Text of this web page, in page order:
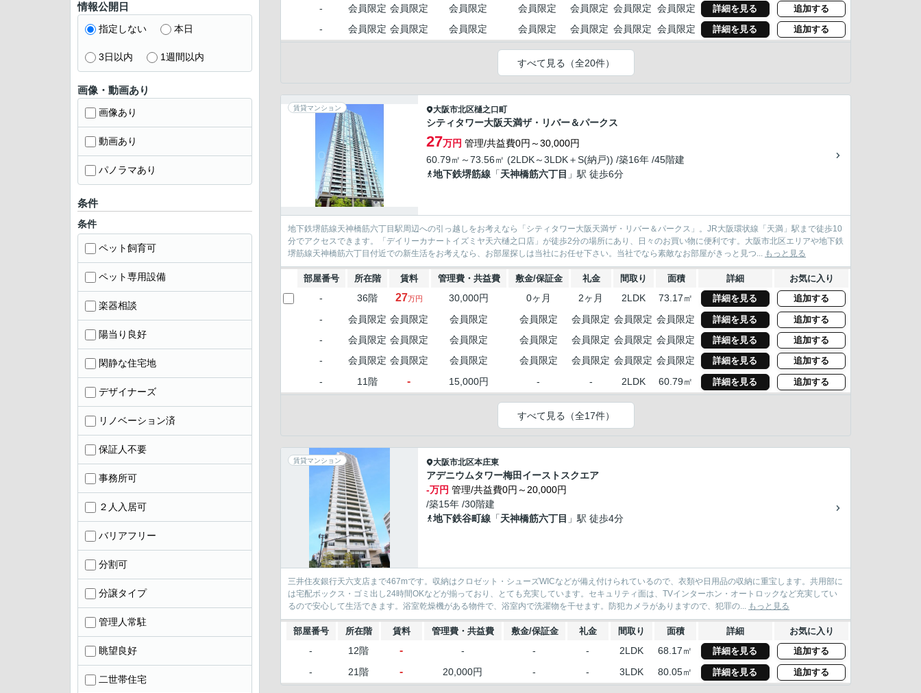
- 会員限定 会員限定 会員限定 会員限定 会員限定 会員限定 会員限定 詳細を見る 追加する
- 会員限定 会員限定 会員限定 会員限定 会員限定 会員限定 会員限定 詳細を見る 追加する
すべて見る（全20件）
賃貸マンション 大阪市北区樋之口町
シティタワー大阪天満ザ・リバー＆パークス
27万円 管理/共益費0円～30,000円
60.79㎡～73.56㎡ (2LDK～3LDK＋S(納戸)) /築16年 /45階建
地下鉄堺筋線 「天神橋筋六丁目 」駅 徒歩6分
地下鉄堺筋線天神橋筋六丁目駅周辺への引っ越しをお考えなら「シティタワー大阪天満ザ・リバー＆パークス」。JR大阪環状線「天満」駅まで徒歩10
分でアクセスできます。「デイリーカナートイズミヤ天六樋之口店」が徒歩2分の場所にあり、日々のお買い物に便利です。大阪市北区エリアや地下鉄
堺筋線天神橋筋六丁目付近での新生活をお考えなら、お部屋探しは当社にお任せ下さい。当社でなら素敵なお部屋がきっと見つ... もっと見る
部屋番号 所在階 賃料 管理費・共益費 敷金/保証金 礼金 間取り 面積 詳細 お気に入り
- 36階 27万円 30,000円 0ヶ月 2ヶ月 2LDK 73.17㎡ 詳細を見る 追加する
- 会員限定 会員限定 会員限定 会員限定 会員限定 会員限定 会員限定 詳細を見る 追加する
- 会員限定 会員限定 会員限定 会員限定 会員限定 会員限定 会員限定 詳細を見る 追加する
- 会員限定 会員限定 会員限定 会員限定 会員限定 会員限定 会員限定 詳細を見る 追加する
- 11階 - 15,000円 - - 2LDK 60.79㎡ 詳細を見る 追加する
すべて見る（全17件）
賃貸マンション 大阪市北区本庄東
アデニウムタワー梅田イーストスクエア
-万円 管理/共益費0円～20,000円
/築15年 /30階建
地下鉄谷町線 「天神橋筋六丁目 」駅 徒歩4分
三井住友銀行天六支店まで467mです。収納はクロゼット・シューズWICなどが備え付けられているので、衣類や日用品の収納に重宝します。共用部に
は宅配ボックス・ゴミ出し24時間OKなどが揃っており、とても充実しています。セキュリティ面は、TVインターホン・オートロックなど充実してい
るので安心して生活できます。浴室乾燥機がある物件で、浴室内で洗濯物を干せます。防犯カメラがありますので、犯罪の... もっと見る
部屋番号 所在階 賃料 管理費・共益費 敷金/保証金 礼金 間取り 面積 詳細 お気に入り
- 12階 - - - - 2LDK 68.17㎡ 詳細を見る 追加する
- 21階 - 20,000円 - - 3LDK 80.05㎡ 詳細を見る 追加する
情報公開日
指定しない 本日
3日以内 1週間以内
画像・動画あり
画像あり
動画あり
パノラマあり
条件
条件
ペット飼育可
ペット専用設備
楽器相談
陽当り良好
閑静な住宅地
デザイナーズ
リノベーション済
保証人不要
事務所可
２人入居可
バリアフリー
分割可
分譲タイプ
管理人常駐
眺望良好
二世帯住宅